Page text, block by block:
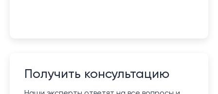
Получить консультацию